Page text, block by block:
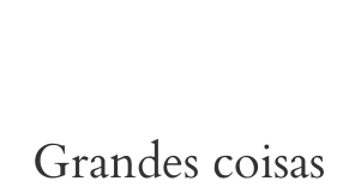
Grandes